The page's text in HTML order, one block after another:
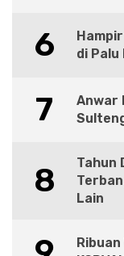
6
di
7
Anwar
8
Tahun
Lain
Ribuan